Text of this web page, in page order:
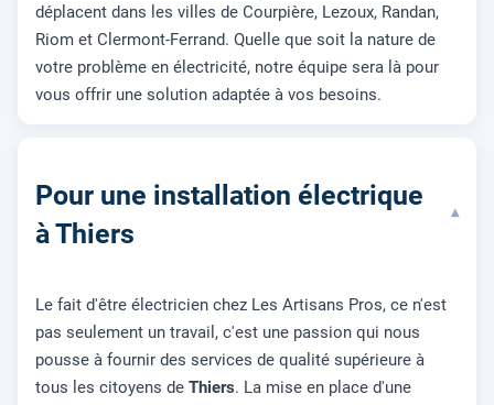
déplacent dans les villes de Courpière, Lezoux, Randan,
Riom et Clermont-Ferrand. Quelle que soit la nature de
votre problème en électricité, notre équipe sera là pour
vous offrir une solution adaptée à vos besoins.
Pour une installation électrique
à Thiers
▾
Le fait d'être électricien chez Les Artisans Pros, ce n'est
pas seulement un travail, c'est une passion qui nous
pousse à fournir des services de qualité supérieure à
tous les citoyens de Thiers. La mise en place d'une